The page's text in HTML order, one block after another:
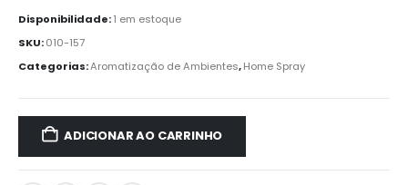
Disponibilidade:1 em estoque
SKU:010-157
Categorias:Aromatização de Ambientes,Home Spray
ADICIONAR AO CARRINHO